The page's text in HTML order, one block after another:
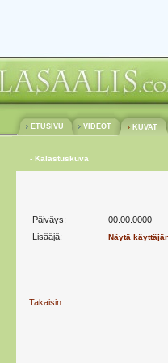
ETUSIVU VIDEOT KUVAT
- Kalastuskuva
Päiväys:
00.00.0000
Lisääjä:
Näytä
Takaisin